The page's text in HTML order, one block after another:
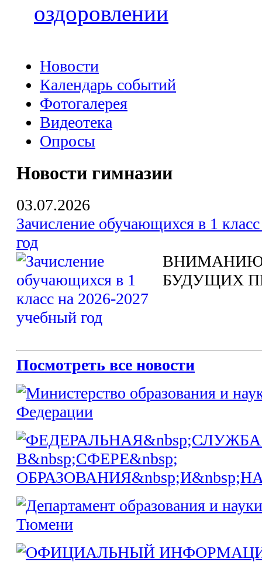
оздоровлении
Новости
Календарь событий
Фотогалерея
Видеотека
Опросы
Новости гимназии
03.07.2026
Зачисление обучающихся в 1
год
ВНИМАНИЮ
БУДУЩИХ
Посмотреть все новости